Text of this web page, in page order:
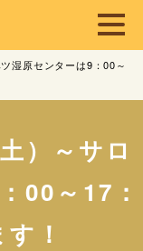
湿原センターは9：00～
）～サロ
00～17：
！